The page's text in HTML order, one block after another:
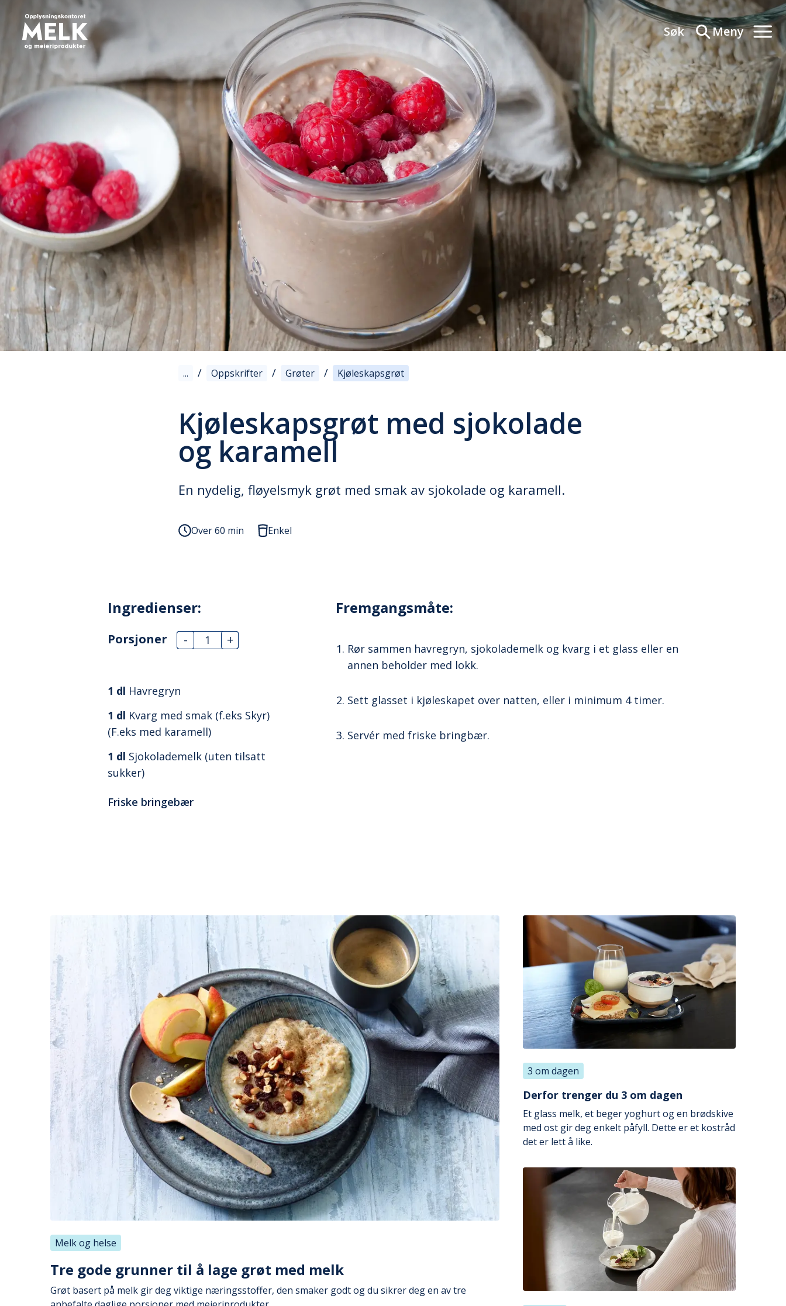
Søk Meny
... / Oppskrifter / Grøter / Kjøleskapsgrøt
Kjøleskapsgrøt med sjokolade
og karamell
En nydelig, fløyelsmyk grøt med smak av sjokolade og karamell.
Over 60 min Enkel
Ingredienser:
Porsjoner - +
1 dl Havregryn
1 dl Kvarg med smak (f.eks Skyr)
(F.eks med karamell)
1 dl Sjokolademelk (uten tilsatt
sukker)
Friske bringebær
Fremgangsmåte:
Rør sammen havregryn, sjokolademelk og kvarg i et glass eller en
annen beholder med lokk.
Sett glasset i kjøleskapet over natten, eller i minimum 4 timer.
Servér med friske bringbær.
Melk og helse
Tre gode grunner til å lage grøt med melk
Grøt basert på melk gir deg viktige næringsstoffer, den smaker godt og du sikrer deg en av tre
3 om dagen
Derfor trenger du 3 om dagen
Et glass melk, et beger yoghurt og en brødskive
med ost gir deg enkelt påfyll. Dette er et kostråd
det er lett å like.